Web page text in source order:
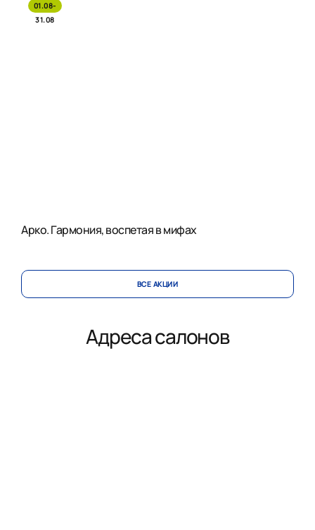
01.08-
31.08
Арко. Гармония, воспетая в мифах
ВСЕ АКЦИИ
Адреса салонов